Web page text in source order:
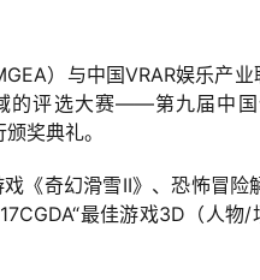
）与中国VRAR娱乐产业
的评选大赛——第九届中
奖典礼。
《奇幻滑雪II》、恐怖冒险
最佳游戏3D（人物/